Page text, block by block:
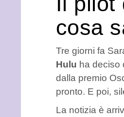
cosa
Tre giorni fa
Hulu ha deciso
dalla premio
pronto. E poi,
La notizia è